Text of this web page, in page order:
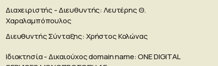
Διαχειριστής - Διευθυντής: Λευτέρης Θ.
Χαραλαμπόπουλος
Διευθυντής Σύνταξης: Χρήστος Κολώνας
Ιδιοκτησία - Δικαιούχος domain name: ΟΝΕ DIGITAL